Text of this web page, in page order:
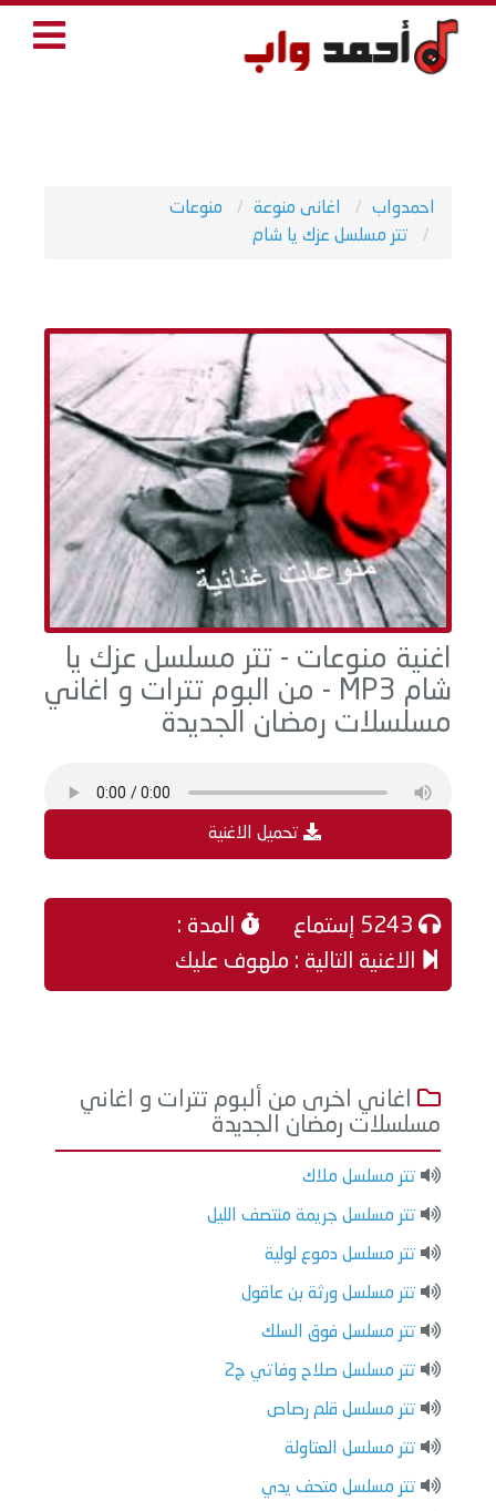
احمدواب اغانى منوعة
منوعات
تتر مسلسل عزك يا شام
اغنية منوعات - تتر مسلسل عزك يا
شام MP3 - من البوم تترات و اغاني
مسلسلات رمضان الجديدة
تحميل الاغنية
المدة :
الاغنية التالية : ملهوف عليك
اغاني اخرى من ألبوم تترات و اغاني
مسلسلات رمضان الجديدة
تتر مسلسل ملاك
تتر مسلسل جريمة منتصف الليل
تتر مسلسل دموع لولية
تتر مسلسل ورثة بن عاقول
تتر مسلسل فوق السلك
تتر مسلسل صلاح وفاتي ج2
تتر مسلسل قلم رصاص
تتر مسلسل العتاولة
تتر مسلسل متحف يدي